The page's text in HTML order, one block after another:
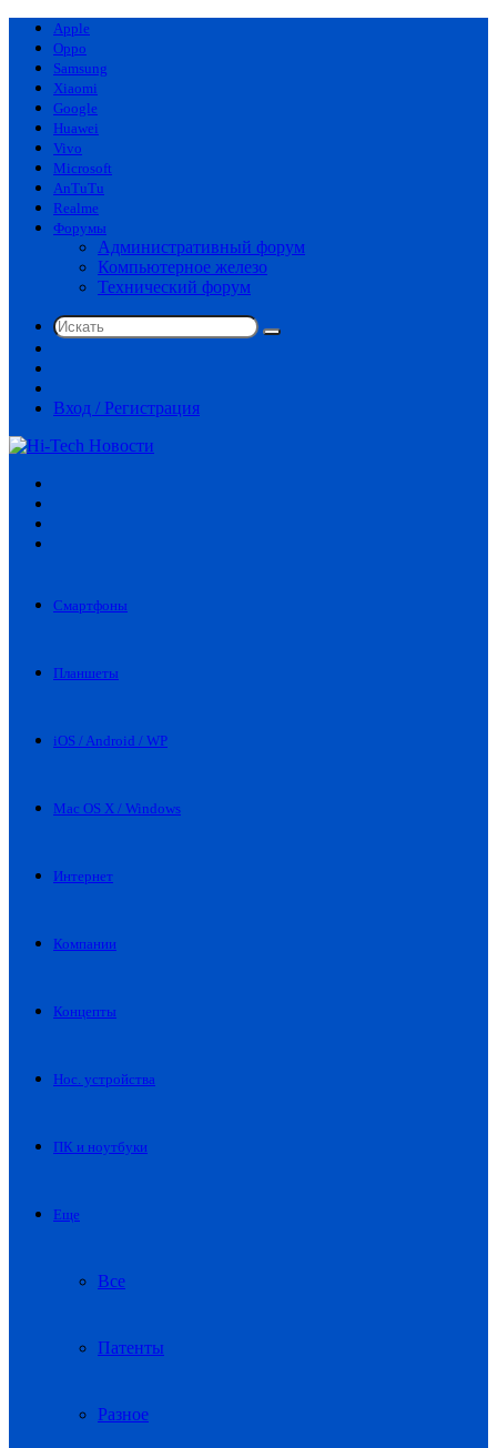
Apple
Oppo
Samsung
Xiaomi
Google
Huawei
Vivo
Microsoft
AnTuTu
Realme
Форумы
Административный форум
Компьютерное железо
Технический форум
Искать
статья
Вход / Регистрация
Смартфоны
Планшеты
iOS / Android / WP
Mac OS X / Windows
Интернет
Компании
Концепты
Нос. устройства
ПК и ноутбуки
Еще
Все
Патенты
Разное